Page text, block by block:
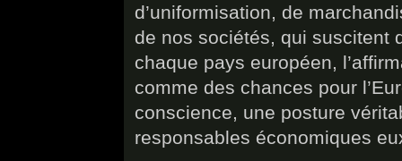
d’uniformisation, de
de nos sociétés, qui suscitent
chaque pays européen,
comme des chances pour
conscience, une posture
responsables économiques